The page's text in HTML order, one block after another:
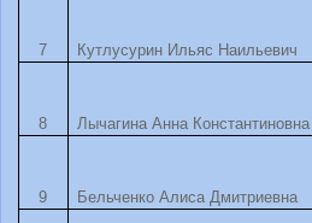
7 Кутлусурин Ильяс Наильевич
8 Лычагина Анна Константиновна
9 Бельченко Алиса Дмитриевна